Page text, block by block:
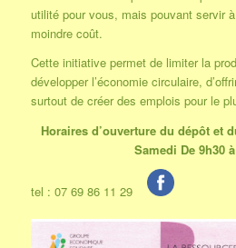
utilité pour vous, mais pouvant servir
moindre coût.
Cette initiative permet de limiter la
développer l’économie circulaire,
surtout de créer des emplois pour le
Horaires d’ouverture du dépôt et
Samedi De 9h30
tel : 07 69 86 11 29